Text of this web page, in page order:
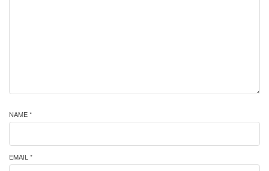
NAME *
EMAIL *